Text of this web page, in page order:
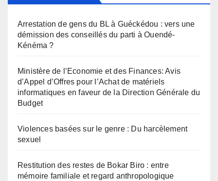
Arrestation de gens du BL à Guéckédou : vers une
démission des conseillés du parti à Ouendé-
Kénéma ?
Ministère de l’Economie et des Finances: Avis
d’Appel d’Offres pour l’Achat de matériels
informatiques en faveur de la Direction Générale du
Budget
Violences basées sur le genre : Du harcèlement
sexuel
Restitution des restes de Bokar Biro : entre
mémoire familiale et regard anthropologique